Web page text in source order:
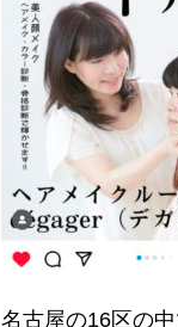
名古屋の16区の